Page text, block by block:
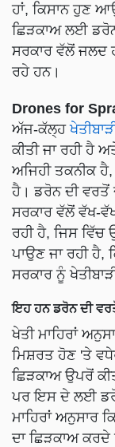
ਹਾਂ, ਕਿਸਾਨ ਹੁਣ
ਛਿੜਕਾਅ ਲਈ
ਸਰਕਾਰ ਵੱਲੋਂ ਜਲਦ
ਰਹੇ ਹਨ।
Drones for
ਅੱਜ-ਕੱਲ੍ਹ
ਕੀਤੀ ਜਾ ਰਹੀ ਹੈ
ਅਜਿਹੀ ਤਕਨੀਕ
ਹੈ। ਡਰੋਨ ਦੀ
ਸਰਕਾਰ ਵੱਲੋਂ ਵੱਖ-ਵੱਖ
ਰਹੀ ਹੈ, ਜਿਸ
ਪਾਉਣ ਜਾ ਰਹੀ
ਸਰਕਾਰ ਨੂੰ
ਇਹ ਹਨ ਡਰੋਨ ਦੀ
ਖੇਤੀ ਮਾਹਿਰਾਂ
ਮਿਸ਼ਰਤ ਹੋਣ 'ਤੇ
ਛਿੜਕਾਅ ਉਪਰੋਂ
ਪਰ ਇਸ ਦੇ ਲਈ
ਮਾਹਿਰਾਂ ਅਨੁਸਾਰ
ਦਾ ਛਿੜਕਾਅ ਕਰਦੇ